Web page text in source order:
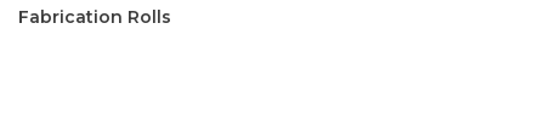
Fabrication Rolls